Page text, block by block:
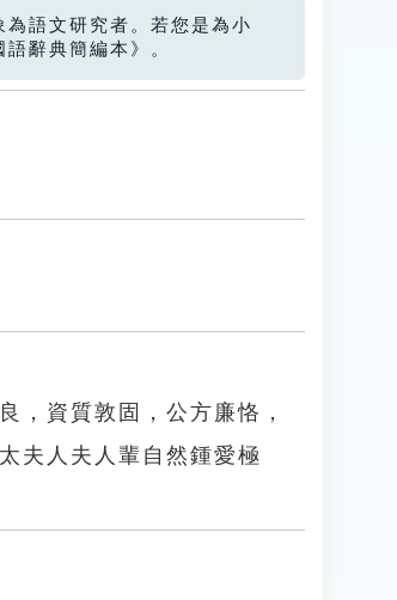
為語文研究者。若您是為小
辭典簡編本》。
，資質敦固，公方廉恪，
夫人夫人輩自然鍾愛極